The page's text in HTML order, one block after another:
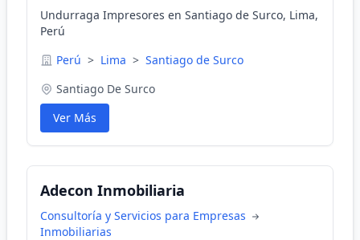
Undurraga Impresores en Santiago de Surco, Lima,
Perú
Perú > Lima > Santiago de Surco
Santiago De Surco
Ver Más
Adecon Inmobiliaria
Consultoría y Servicios para Empresas
Inmobiliarias